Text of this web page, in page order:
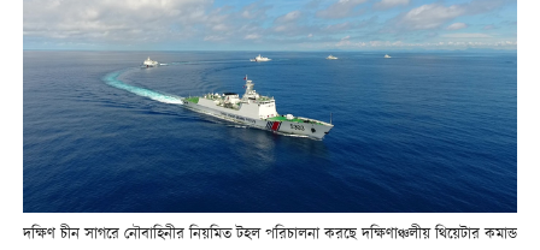
দক্ষিণ চীন সাগরে নৌবাহিনীর নিয়মিত টহল পরিচালনা করছে দক্ষিণাঞ্চলীয় থিয়েটার কমান্ড